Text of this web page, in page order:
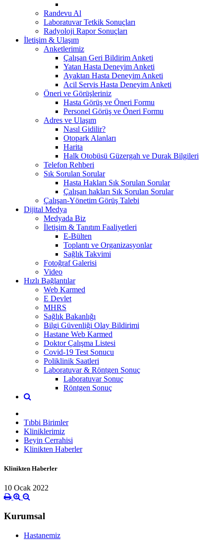
Randevu Al
Laboratuvar Tetkik Sonuçları
Radyoloji Rapor Sonuçları
İletişim & Ulaşım
Anketlerimiz
Çalışan Geri Bildirim Anketi
Yatan Hasta Deneyim Anketi
Ayaktan Hasta Deneyim Anketi
Acil Servis Hasta Deneyim Anketi
Öneri ve Görüşleriniz
Hasta Görüş ve Öneri Formu
Personel Görüş ve Öneri Formu
Adres ve Ulaşım
Nasıl Gidilir?
Otopark Alanları
Harita
Halk Otobüsü Güzergah ve Durak Bilgileri
Telefon Rehberi
Sık Sorulan Sorular
Hasta Hakları Sık Sorulan Sorular
Çalışan hakları Sık Sorulan Sorular
Çalışan-Yönetim Görüş Talebi
Dijital Medya
Medyada Biz
İletişim & Tanıtım Faaliyetleri
E-Bülten
Toplantı ve Organizasyonlar
Sağlık Takvimi
Fotoğraf Galerisi
Video
Hızlı Bağlantılar
Web Karmed
E Devlet
MHRS
Sağlık Bakanlığı
Bilgi Güvenliği Olay Bildirimi
Hastane Web Karmed
Doktor Çalışma Listesi
Covid-19 Test Sonucu
Poliklinik Saatleri
Laboratuvar & Röntgen Sonuç
Laboratuvar Sonuç
Röntgen Sonuç
Tıbbi Birimler
Kliniklerimiz
Beyin Cerrahisi
Klinikten Haberler
Klinikten Haberler
10 Ocak 2022
Kurumsal
Hastanemiz